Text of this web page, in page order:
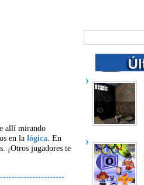
allí mirando
en lalógica. En
¡Otros jugadores te